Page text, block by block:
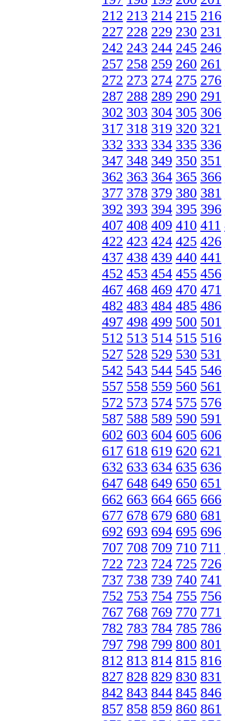
212 213 214 215 216
227 228 229 230 231
242 243 244 245 246
257 258 259 260 261
272 273 274 275 276
287 288 289 290 291
302 303 304 305 306
317 318 319 320 321
332 333 334 335 336
347 348 349 350 351
362 363 364 365 366
377 378 379 380 381
392 393 394 395 396
407 408 409 410 411
422 423 424 425 426
437 438 439 440 441
452 453 454 455 456
467 468 469 470 471
482 483 484 485 486
497 498 499 500 501
512 513 514 515 516
527 528 529 530 531
542 543 544 545 546
557 558 559 560 561
572 573 574 575 576
587 588 589 590 591
602 603 604 605 606
617 618 619 620 621
632 633 634 635 636
647 648 649 650 651
662 663 664 665 666
677 678 679 680 681
692 693 694 695 696
707 708 709 710 711
722 723 724 725 726
737 738 739 740 741
752 753 754 755 756
767 768 769 770 771
782 783 784 785 786
797 798 799 800 801
812 813 814 815 816
827 828 829 830 831
842 843 844 845 846
857 858 859 860 861